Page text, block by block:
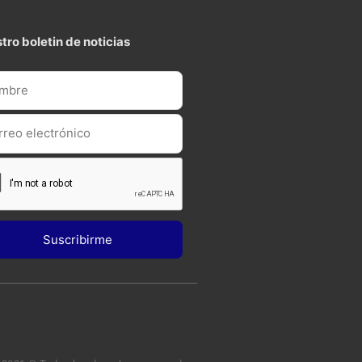
boletin de noticias